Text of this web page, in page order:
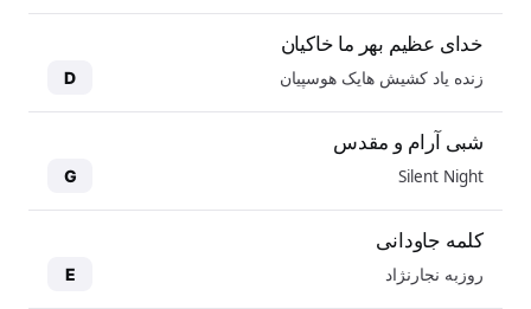
خدای عظیم بهر ما خاکیان
زنده یاد کشیش هایک هوسپیان D
شبی آرام و مقدس
Silent Night
G
کلمه جاودانی
روزبه نجارنژاد E